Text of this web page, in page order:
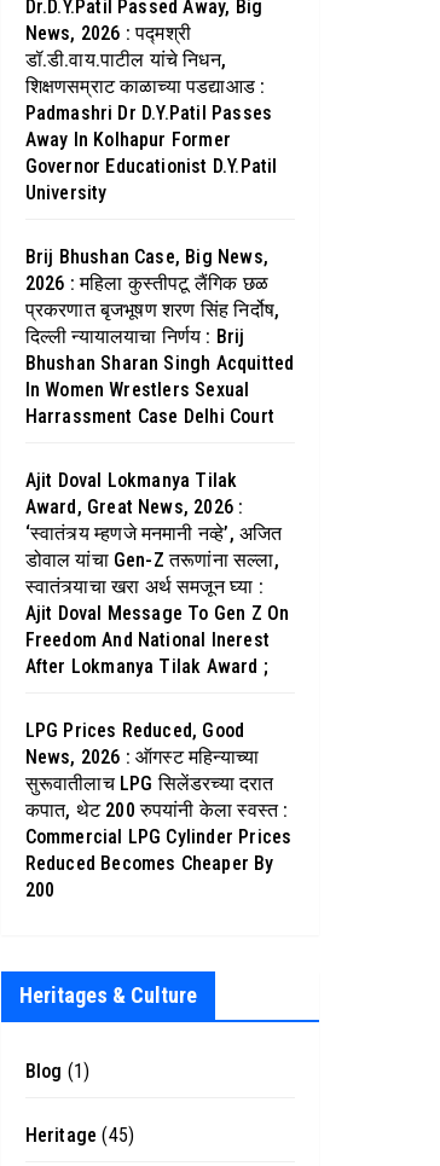
Dr.D.Y.Patil Passed Away, Big
News, 2026 : पद्मश्री
डॉ.डी.वाय.पाटील यांचे निधन,
शिक्षणसम्राट काळाच्या पडद्याआड :
Padmashri Dr D.Y.Patil Passes
Away In Kolhapur Former
Governor Educationist D.Y.Patil
University
Brij Bhushan Case, Big News,
2026 : महिला कुस्तीपटू लैंगिक छळ
प्रकरणात बृजभूषण शरण सिंह निर्दोष,
दिल्ली न्यायालयाचा निर्णय : Brij
Bhushan Sharan Singh Acquitted
In Women Wrestlers Sexual
Harrassment Case Delhi Court
Ajit Doval Lokmanya Tilak
Award, Great News, 2026 :
‘स्वातंत्र्य म्हणजे मनमानी नव्हे’, अजित
डोवाल यांचा Gen-Z तरूणांना सल्ला,
स्वातंत्र्याचा खरा अर्थ समजून घ्या :
Ajit Doval Message To Gen Z On
Freedom And National Inerest
After Lokmanya Tilak Award ;
LPG Prices Reduced, Good
News, 2026 : ऑगस्ट महिन्याच्या
सुरूवातीलाच LPG सिलेंडरच्या दरात
कपात, थेट 200 रुपयांनी केला स्वस्त :
Commercial LPG Cylinder Prices
Reduced Becomes Cheaper By
200
Heritages & Culture
Blog (1)
Heritage (45)